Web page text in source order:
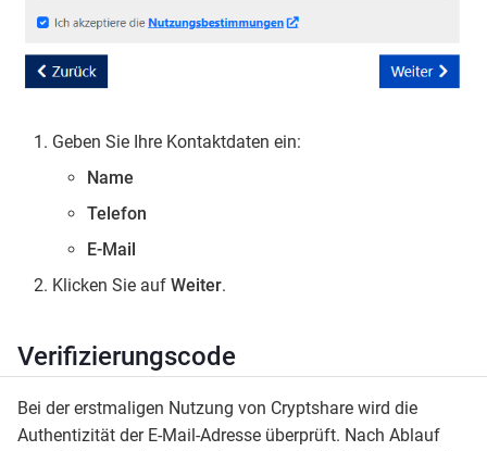
Geben Sie Ihre Kontaktdaten ein:
Name
Telefon
E-Mail
Klicken Sie auf Weiter.
Verifizierungscode
Bei der erstmaligen Nutzung von Cryptshare wird die
Authentizität der E-Mail-Adresse überprüft. Nach Ablauf